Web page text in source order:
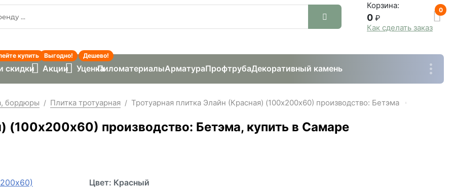
Корзина:
0 ₽
Как сделать заказ
0
скидки
купить
Акции
Выгодно!
Уценка
Дешево!
ПиломатериалыАрматураПрофтрубаДекоративный камень
бордюры / Плитка тротуарная / Тротуарная плитка Элайн (Красная) (100х200х60) производство: Бетэма
(100х200х60) производство: Бетэма, купить в Самаре
Цвет: Красный